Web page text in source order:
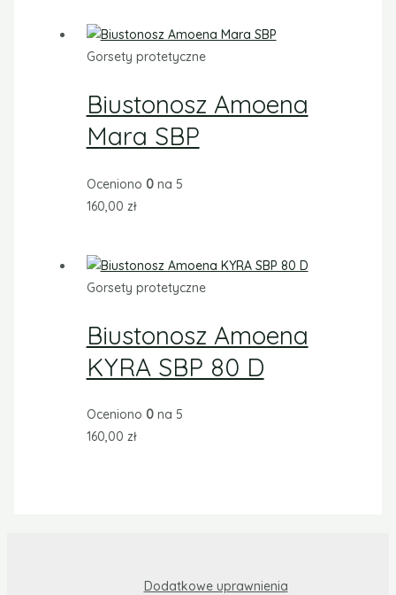
Gorsety protetyczne
Biustonosz Amoena
Mara SBP
Oceniono 0na 5
160,00 zł
Gorsety protetyczne
Biustonosz Amoena
KYRA SBP 80 D
Oceniono 0na 5
160,00 zł
Dodatkowe uprawnienia